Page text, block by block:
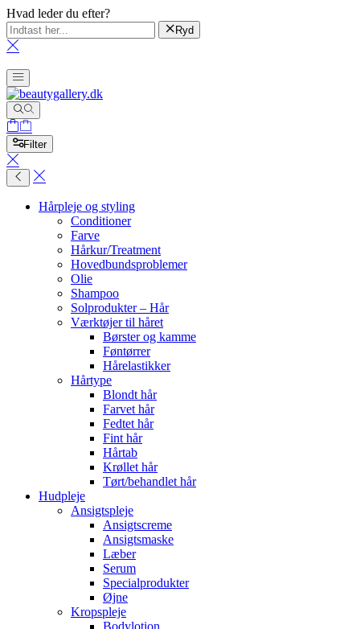
Hvad leder du efter?
Ryd
Filter
Hårpleje og styling
Conditioner
Farve
Hårkur/Treatment
Hovedbundsproblemer
Olie
Shampoo
Solprodukter – Hår
Værktøjer til håret
Børster og kamme
Føntørrer
Hårelastikker
Hårtype
Blondt hår
Farvet hår
Fedtet hår
Fint hår
Hårtab
Krøllet hår
Tørt/behandlet hår
Hudpleje
Ansigtspleje
Ansigtscreme
Ansigtsmaske
Læber
Serum
Specialprodukter
Øjne
Kropspleje
Bodylotion